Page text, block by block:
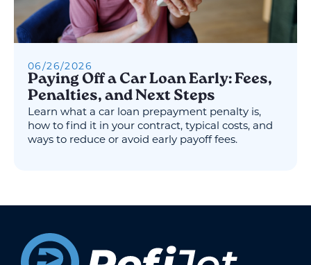
06/26/2026
Paying Off a Car Loan Early: Fees,
Penalties, and Next Steps
Learn what a car loan prepayment penalty is,
how to find it in your contract, typical costs, and
ways to reduce or avoid early payoff fees.